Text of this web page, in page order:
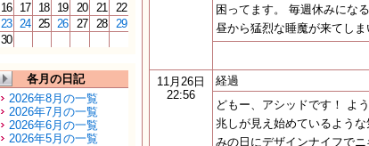
16
17 18 19 20 21
22
23 24 25 26 27 28
29
30
各月の日記
2026年8月の一覧
2026年7月の一覧
2026年6月の一覧
2026年5月の一覧
困ってます。 毎週休みにな
昼から猛烈な睡魔が来てし
11月26日
22:56
経過
どもー、アシッドです！ よ
兆しが見え始めているよう
みの日にデザインナイフで